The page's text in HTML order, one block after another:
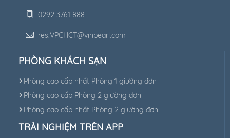
0292 3761 888
res.VPCHCT@vinpearl.com
PHÒNG KHÁCH SẠN
Phòng cao cấp nhất Phòng 1 giường đơn
Phòng cao cấp Phòng 2 giường đơn
Phòng cao cấp nhất Phòng 2 giường đơn
TRẢI NGHIỆM TRÊN APP